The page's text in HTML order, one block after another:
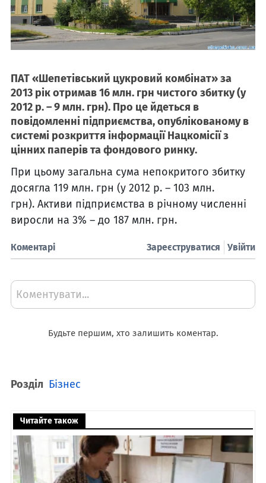
ПАТ «Шепетівський цукровий комбінат» за
2013 рік отримав 16 млн. грн чистого збитку (у
2012 р. – 9 млн. грн). Про це йдеться в
повідомленні підприємства, опублікованому в
системі розкриття інформації Нацкомісії з
цінних паперів та фондового ринку.
При цьому загальна сума непокритого збитку
досягла 119 млн. грн (у 2012 р. – 103 млн.
грн). Активи підприємства в річному численні
виросли на 3% – до 187 млн. ​​грн.
Коментарі Увійти
Зареєструватися
Коментувати...
Будьте першим, хто залишить коментар.
Розділ Бізнес
Читайте також